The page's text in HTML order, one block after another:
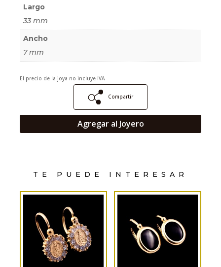
Largo
33 mm
Ancho
7 mm
El precio de la joya no incluye IVA
Compartir
Agregar al Joyero
TE PUEDE INTERESAR